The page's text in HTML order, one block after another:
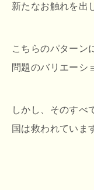
新たなお触れを出
こちらのパターン
問題のバリエーシ
しかし、そのすべ
国は救われていま